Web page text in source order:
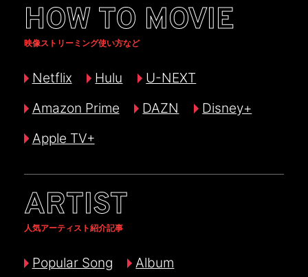
HOW TO MOVIE
映像ストリーミング使い方など
Netflix Hulu
U-NEXT
Amazon Prime
DAZN
Disney+
Apple TV+
ARTIST
人気アーティスト紹介記事
Popular Song Album